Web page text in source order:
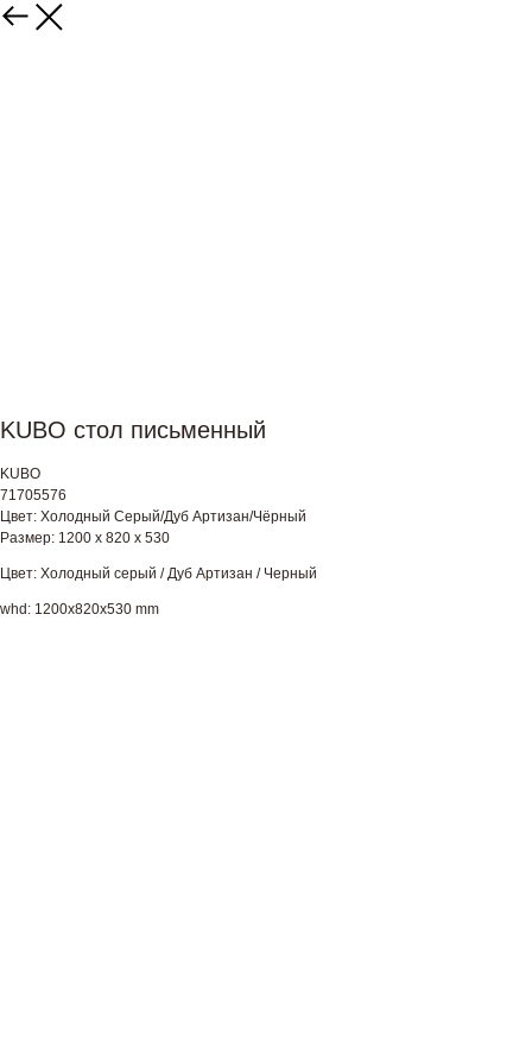
KUBO стол письменный
KUBO
71705576
Цвет: Холодный Серый/Дуб Артизан/Чёрный
Размер: 1200 x 820 x 530
Цвет: Холодный серый / Дуб Артизан / Черный
whd: 1200x820x530 mm